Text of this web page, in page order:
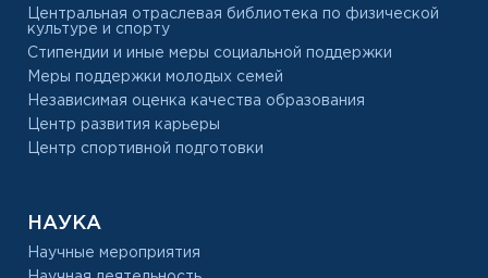
Центральная отраслевая библиотека по физической
культуре и спорту
Стипендии и иные меры социальной поддержки
Меры поддержки молодых семей
Независимая оценка качества образования
Центр развития карьеры
Центр спортивной подготовки
НАУКА
Научные мероприятия